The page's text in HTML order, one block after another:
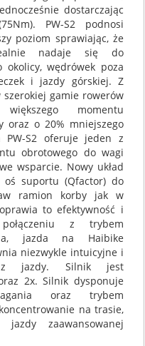
dostarczając
PW-S2 podnosi
poziom sprawiając, że
nadaje się do
wędrówek poza
i jazdy górskiej. Z
gamie rowerów
momentu
oraz o 20% mniejszego
PW-S2 oferuje jeden z
obrotowego do wagi
wsparcie. Nowy układ
oś suportu (Qfactor) do
ramion korby jak w
to efektywność i
z trybem
jazda na Haibike
niezwykle intuicyjne i
z jazdy. Silnik jest
2x. Silnik dysponuje
oraz trybem
na trasie,
zaawansowanej